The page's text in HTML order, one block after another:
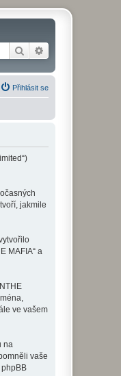
Hledat
Přihlásit se
jakmile
MAFIA“ a
ve vašem
na
vaše